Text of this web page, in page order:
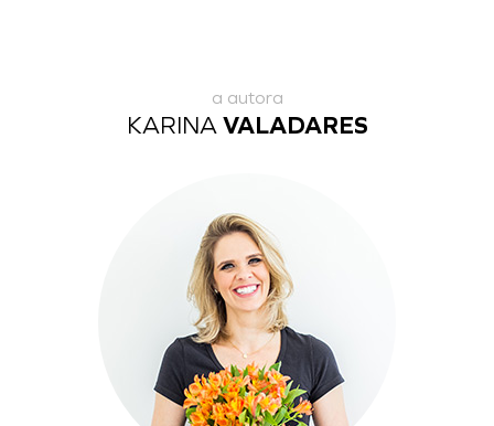
a autora
KARINAVALADARES